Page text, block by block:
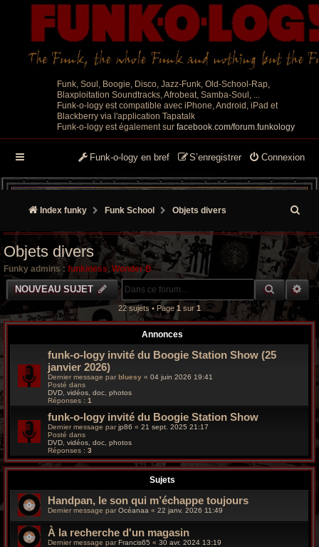
Funk, Soul, Boogie, Disco, Jazz-Funk, Old-School-Rap,
Blaxploitation Soundtracks, Afrobeat, Samba-Soul, ...
Funk-o-logy est compatible avec iPhone, Android, iPad et
Blackberry via l'application Tapatalk
Funk-o-logy est également sur facebook.com/forum.funkology
Connexion
S’enregistrer
Funk-o-logy en bref
Index funky Funk School Objets divers
e
h
r
c
o
Objets divers
Funky admins : funkiness, Wonder B
NOUVEAU SUJET
22 sujets • Page 1 sur 1
Annonces
funk-o-logy invité du Boogie Station Show (25
janvier 2026)
Dernier message par bluesy « 04 juin 2026 19:41
Posté dans
DVD, vidéos, doc, photos
Réponses : 1
funk-o-logy invité du Boogie Station Show
Dernier message parjp86 « 21 sept. 2025 21:17
Posté dans
DVD, vidéos, doc, photos
Réponses : 3
Sujets
Handpan, le son qui m’échappe toujours
Dernier message par Océanaa « 22 janv. 2026 11:49
À la recherche d'un magasin
Dernier message parFrancis65 « 30 avr. 2024 13:19